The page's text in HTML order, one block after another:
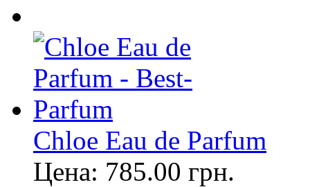
Chloe Eau de Parfum
Цена: 785.00 грн.